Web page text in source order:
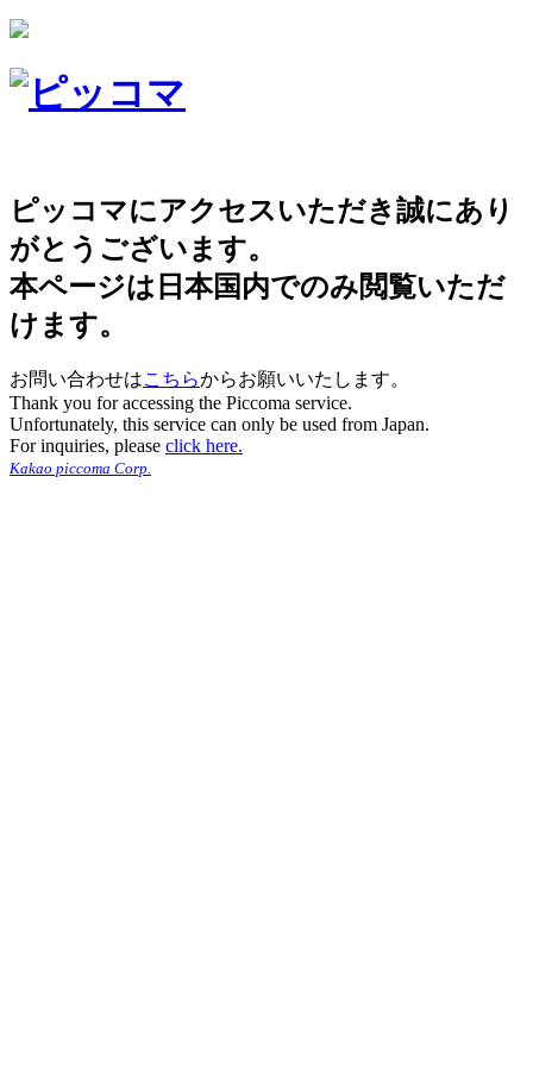
ピッコマにアクセスいただき誠にあり
がとうございます。
本ページは日本国内でのみ閲覧いただ
けます。
お問い合わせはこちらからお願いいたします。
Thank you for accessing the Piccoma service.
Unfortunately, this service can only be used from Japan.
For inquiries, please click here.
Kakao piccoma Corp.